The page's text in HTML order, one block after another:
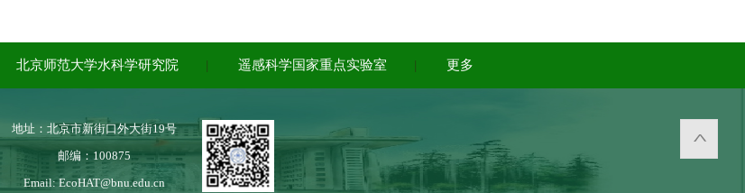
北京师范大学水科学研究院 | 遥感科学国家重点实验室 | 更多
地址：北京市新街口外大街19号
邮编：100875
Email: EcoHAT@bnu.edu.cn